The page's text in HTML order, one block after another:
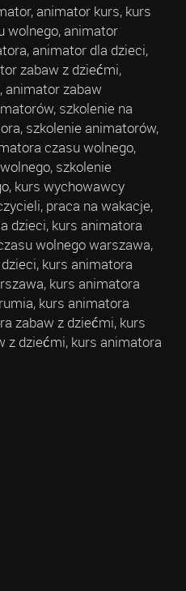
animator kurs, kurs
wolnego, animator
animator dla dzieci,
zabaw z dziećmi,
animator zabaw
szkolenie na
szkolenie animatorów,
czasu wolnego,
szkolenie
kurs wychowawcy
praca na wakacje,
dzieci, kurs animatora
wolnego warszawa,
kurs animatora
kurs animatora
kurs animatora
zabaw z dziećmi, kurs
z dziećmi, kurs animatora